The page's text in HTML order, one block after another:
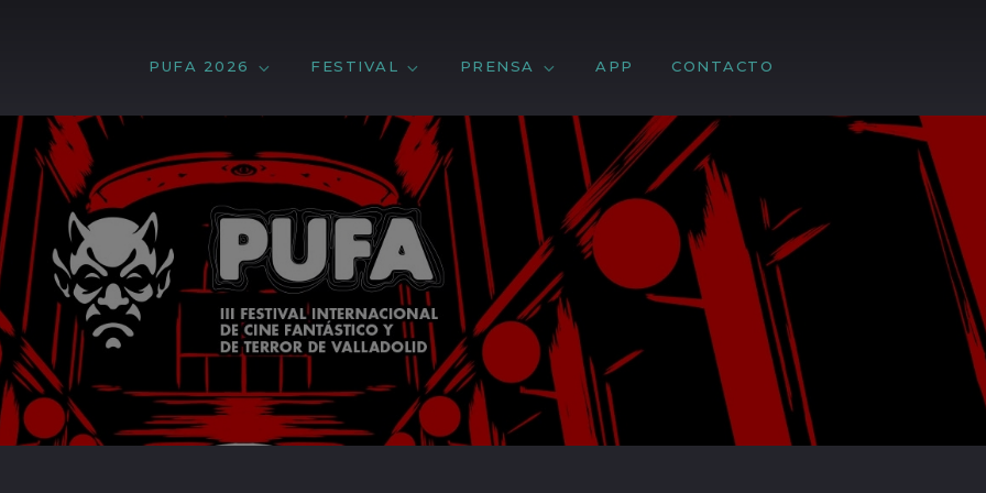
PUFA 2026 FESTIVAL PRENSA APP CONTACTO